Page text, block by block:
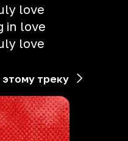
love
in love
love
треку